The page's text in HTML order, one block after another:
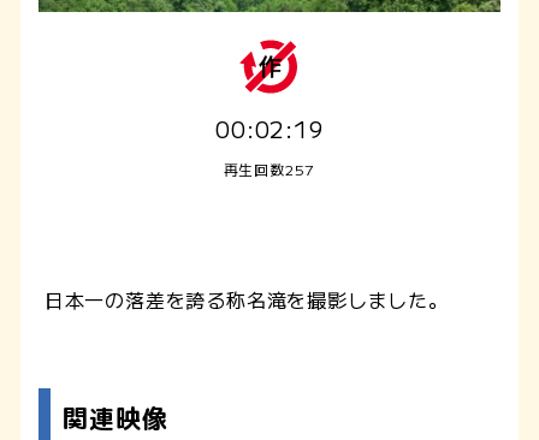
00:02:19
再生回数257
日本一の落差を誇る称名滝を撮影しました。
関連映像